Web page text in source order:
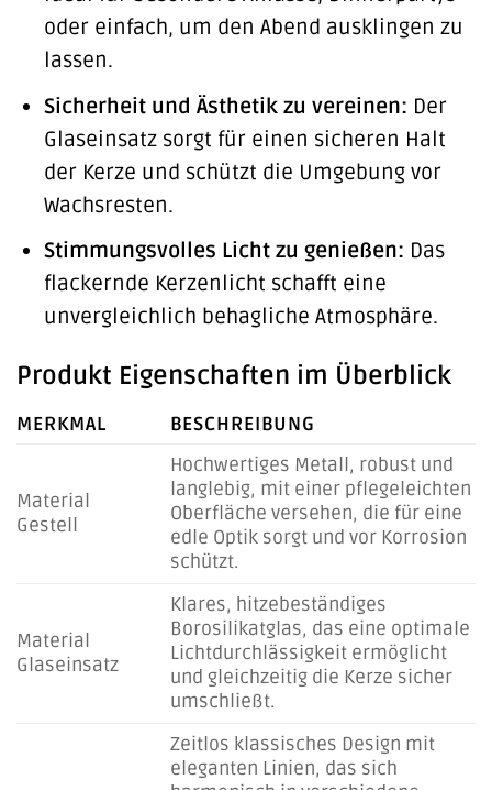
oder einfach, um den Abend ausklingen zu
lassen.
Sicherheit und Ästhetik zu vereinen: Der
Glaseinsatz sorgt für einen sicheren Halt
der Kerze und schützt die Umgebung vor
Wachsresten.
Stimmungsvolles Licht zu genießen: Das
flackernde Kerzenlicht schafft eine
unvergleichlich behagliche Atmosphäre.
Produkt Eigenschaften im Überblick
MERKMAL BESCHREIBUNG
Material
Gestell
Hochwertiges Metall, robust und
langlebig, mit einer pflegeleichten
Oberfläche versehen, die für eine
edle Optik sorgt und vor Korrosion
schützt.
Material
Glaseinsatz
Klares, hitzebeständiges
Borosilikatglas, das eine optimale
Lichtdurchlässigkeit ermöglicht
und gleichzeitig die Kerze sicher
umschließt.
Zeitlos klassisches Design mit
eleganten Linien, das sich